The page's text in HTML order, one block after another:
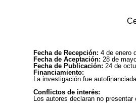
Fecha de Recepción: 4 de enero
Fecha de Aceptación: 28 de
Fecha de Publicación: 24 de
Financiamiento:
La investigación fue
Conflictos de interés:
Los autores declaran no